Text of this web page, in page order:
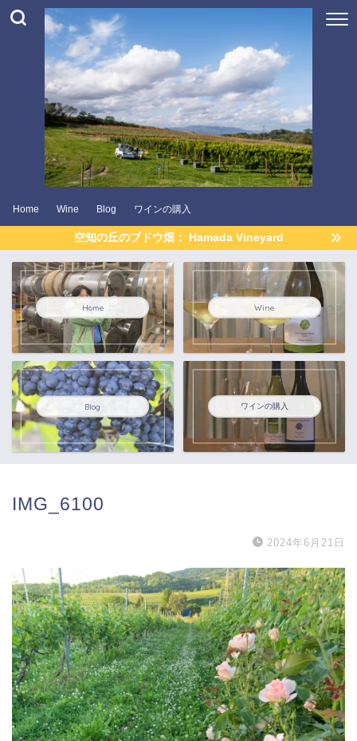
Home Wine Blog ワインの購入
空知の丘のブドウ畑： Hamada Vineyard
Home Wine
Blog ワインの購入
IMG_6100
2024年6月21日